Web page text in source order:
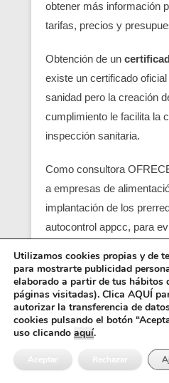
obtener más información
tarifas, precios y
Obtención de un
existe un certificado
sanidad pero la creación
cumplimiento le facilita la
inspección sanitaria.
Como consultora
a empresas de
implantación de los
autocontrol appcc, para
localizando en su
críticos) y obtener un
seguridad alimentaria.
Entre los requisitos está el
cada punto crítico, junto
Utilizamos cookies propias y de
para mostrarte publicidad
elaborado a partir de tus hábitos
páginas visitadas). Clica AQUÍ
autorizar la transferencia de
cookies pulsando el botón
uso clicando aquí.
Aceptar Rechazar